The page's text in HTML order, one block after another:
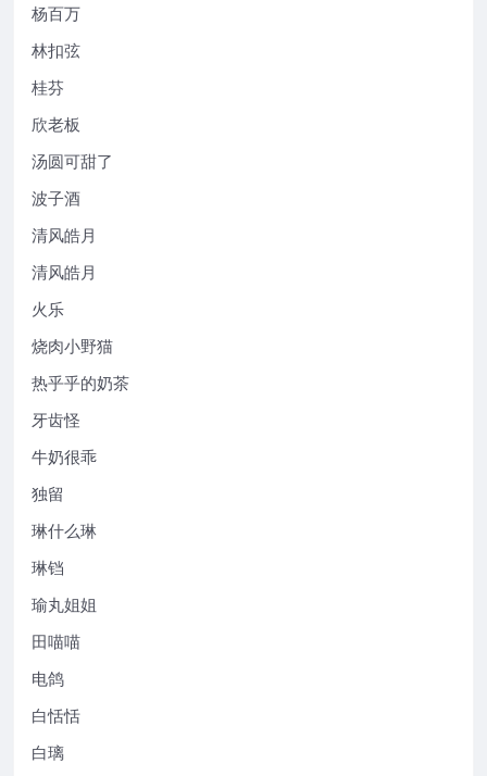
杨百万
林扣弦
桂芬
欣老板
汤圆可甜了
波子酒
清风皓月
清风皓月
火乐
烧肉小野猫
热乎乎的奶茶
牙齿怪
牛奶很乖
独留
琳什么琳
琳铛
瑜丸姐姐
田喵喵
电鸽
白恬恬
白璃